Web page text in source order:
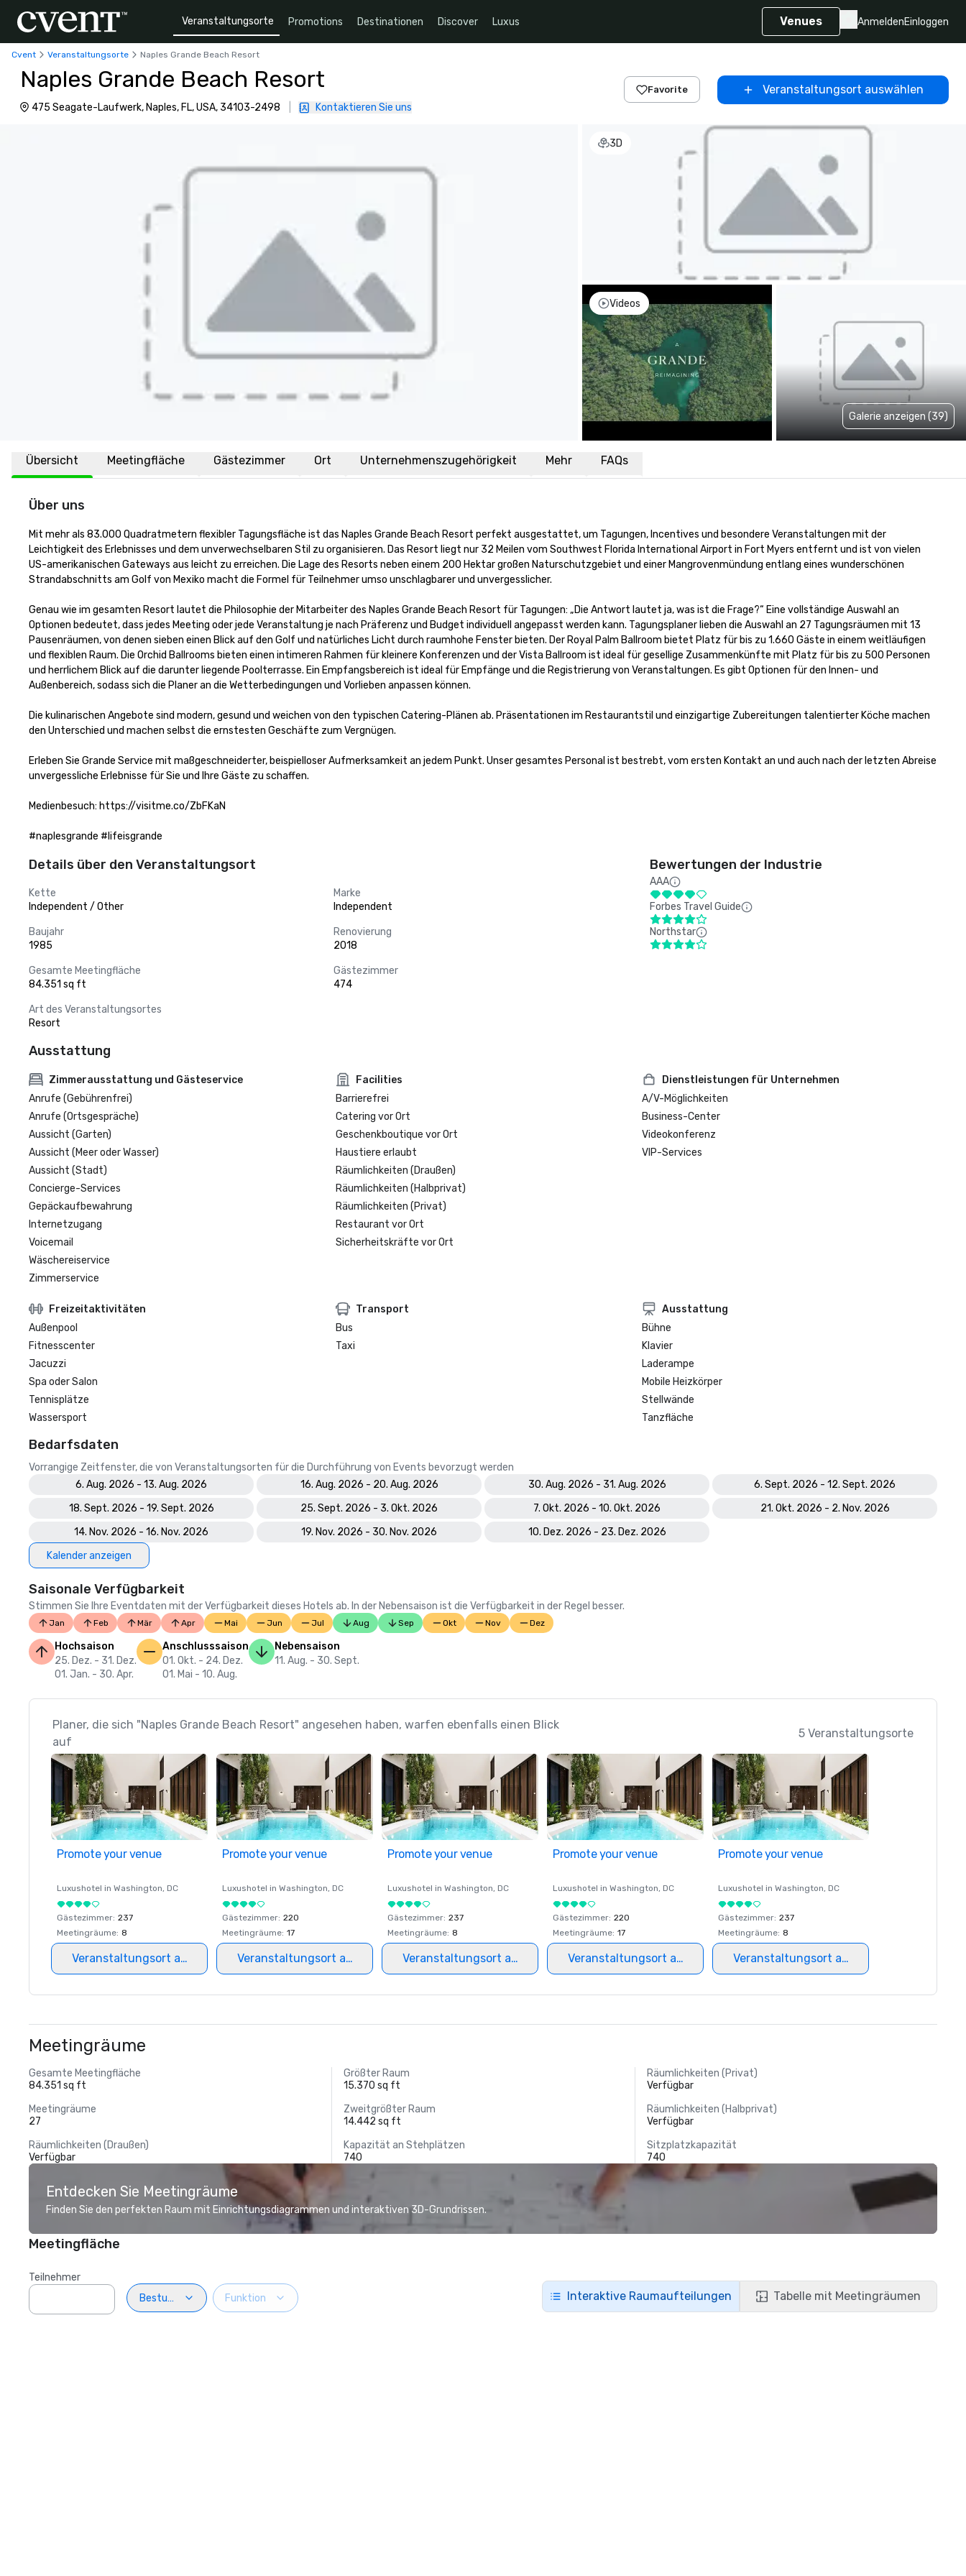
Veranstaltungsorte Promotions Destinationen Discover Luxus Venues AnmeldenEinloggen
Cvent Veranstaltungsorte Naples Grande Beach Resort
Naples Grande Beach Resort
475 Seagate-Laufwerk, Naples, FL, USA, 34103-2498 Kontaktieren Sie uns
Favorite Veranstaltungsort auswählen
3D
Videos
Galerie anzeigen (39)
Übersicht Meetingfläche Gästezimmer Ort Unternehmenszugehörigkeit Mehr FAQs
Über uns
Mit mehr als 83.000 Quadratmetern flexibler Tagungsfläche ist das Naples Grande Beach Resort perfekt ausgestattet, um Tagungen, Incentives und besondere Veranstaltungen mit der
Leichtigkeit des Erlebnisses und dem unverwechselbaren Stil zu organisieren. Das Resort liegt nur 32 Meilen vom Southwest Florida International Airport in Fort Myers entfernt und ist von vielen
US-amerikanischen Gateways aus leicht zu erreichen. Die Lage des Resorts neben einem 200 Hektar großen Naturschutzgebiet und einer Mangrovenmündung entlang eines wunderschönen
Strandabschnitts am Golf von Mexiko macht die Formel für Teilnehmer umso unschlagbarer und unvergesslicher.
Genau wie im gesamten Resort lautet die Philosophie der Mitarbeiter des Naples Grande Beach Resort für Tagungen: „Die Antwort lautet ja, was ist die Frage?“ Eine vollständige Auswahl an
Optionen bedeutet, dass jedes Meeting oder jede Veranstaltung je nach Präferenz und Budget individuell angepasst werden kann. Tagungsplaner lieben die Auswahl an 27 Tagungsräumen mit 13
Pausenräumen, von denen sieben einen Blick auf den Golf und natürliches Licht durch raumhohe Fenster bieten. Der Royal Palm Ballroom bietet Platz für bis zu 1.660 Gäste in einem weitläufigen
und flexiblen Raum. Die Orchid Ballrooms bieten einen intimeren Rahmen für kleinere Konferenzen und der Vista Ballroom ist ideal für gesellige Zusammenkünfte mit Platz für bis zu 500 Personen
und herrlichem Blick auf die darunter liegende Poolterrasse. Ein Empfangsbereich ist ideal für Empfänge und die Registrierung von Veranstaltungen. Es gibt Optionen für den Innen- und
Außenbereich, sodass sich die Planer an die Wetterbedingungen und Vorlieben anpassen können.
Die kulinarischen Angebote sind modern, gesund und weichen von den typischen Catering-Plänen ab. Präsentationen im Restaurantstil und einzigartige Zubereitungen talentierter Köche machen
den Unterschied und machen selbst die ernstesten Geschäfte zum Vergnügen.
Erleben Sie Grande Service mit maßgeschneiderter, beispielloser Aufmerksamkeit an jedem Punkt. Unser gesamtes Personal ist bestrebt, vom ersten Kontakt an und auch nach der letzten Abreise
unvergessliche Erlebnisse für Sie und Ihre Gäste zu schaffen.
Medienbesuch: https://visitme.co/ZbFKaN
#naplesgrande #lifeisgrande
Details über den Veranstaltungsort
Kette
Independent / Other
Marke
Independent
Baujahr
1985
Renovierung
2018
Gesamte Meetingfläche
84.351 sq ft
Gästezimmer
474
Art des Veranstaltungsortes
Resort
Bewertungen der Industrie
AAA
Forbes Travel Guide
Northstar
Ausstattung
Zimmerausstattung und Gästeservice
Anrufe (Gebührenfrei)
Anrufe (Ortsgespräche)
Aussicht (Garten)
Aussicht (Meer oder Wasser)
Aussicht (Stadt)
Concierge-Services
Gepäckaufbewahrung
Internetzugang
Voicemail
Wäschereiservice
Zimmerservice
Facilities
Barrierefrei
Catering vor Ort
Geschenkboutique vor Ort
Haustiere erlaubt
Räumlichkeiten (Draußen)
Räumlichkeiten (Halbprivat)
Räumlichkeiten (Privat)
Restaurant vor Ort
Sicherheitskräfte vor Ort
Dienstleistungen für Unternehmen
A/V-Möglichkeiten
Business-Center
Videokonferenz
VIP-Services
Freizeitaktivitäten
Außenpool
Fitnesscenter
Jacuzzi
Spa oder Salon
Tennisplätze
Wassersport
Transport
Bus
Taxi
Ausstattung
Bühne
Klavier
Laderampe
Mobile Heizkörper
Stellwände
Tanzfläche
Bedarfsdaten
Vorrangige Zeitfenster, die von Veranstaltungsorten für die Durchführung von Events bevorzugt werden
6. Aug. 2026 - 13. Aug. 2026
16. Aug. 2026 - 20. Aug. 2026 30. Aug. 2026 - 31. Aug. 2026
6. Sept. 2026 - 12. Sept. 2026
18. Sept. 2026 - 19. Sept. 2026
25. Sept. 2026 - 3. Okt. 2026 7. Okt. 2026 - 10. Okt. 2026
21. Okt. 2026 - 2. Nov. 2026
14. Nov. 2026 - 16. Nov. 2026
19. Nov. 2026 - 30. Nov. 2026
10. Dez. 2026 - 23. Dez. 2026
Kalender anzeigen
Saisonale Verfügbarkeit
Stimmen Sie Ihre Eventdaten mit der Verfügbarkeit dieses Hotels ab. In der Nebensaison ist die Verfügbarkeit in der Regel besser.
Jan Feb Mär Apr Mai Jun Jul Aug Sep Okt Nov Dez
Hochsaison
25. Dez. - 31. Dez.
01. Jan. - 30. Apr.
Anschlusssaison
01. Okt. - 24. Dez.
01. Mai - 10. Aug.
Nebensaison
11. Aug. - 30. Sept.
Planer, die sich "Naples Grande Beach Resort" angesehen haben, warfen ebenfalls einen Blick
auf
5 Veranstaltungsorte
Promote your venue
Luxushotel in Washington, DC
Gästezimmer: 237
Meetingräume: 8
Veranstaltungsort auswählen
Promote your venue
Luxushotel in Washington, DC
Gästezimmer: 220
Meetingräume: 17
Veranstaltungsort auswählen
Promote your venue
Luxushotel in Washington, DC
Gästezimmer: 237
Meetingräume: 8
Veranstaltungsort auswählen
Promote your venue
Luxushotel in Washington, DC
Gästezimmer: 220
Meetingräume: 17
Veranstaltungsort auswählen
Promote your venue
Luxushotel in Washington, DC
Gästezimmer: 237
Meetingräume: 8
Veranstaltungsort auswählen
Meetingräume
Gesamte Meetingfläche
84.351 sq ft
Größter Raum
15.370 sq ft
Räumlichkeiten (Privat)
Verfügbar
Meetingräume
27
Zweitgrößter Raum
14.442 sq ft
Räumlichkeiten (Halbprivat)
Verfügbar
Räumlichkeiten (Draußen)
Verfügbar
Kapazität an Stehplätzen
740
Sitzplatzkapazität
740
Entdecken Sie Meetingräume
Finden Sie den perfekten Raum mit Einrichtungsdiagrammen und interaktiven 3D-Grundrissen.
Meetingfläche
Teilnehmer
Bestuhlung
Funktion Interaktive Raumaufteilungen Tabelle mit Meetingräumen